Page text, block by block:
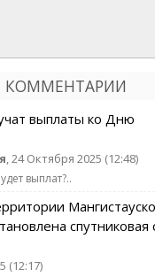
КОММЕНТАРИИ
выплаты ко Дню
, 24 Октября 2025 (12:48)
выплат?..
спутниковая
(12:17)